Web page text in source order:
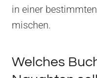
in einer
mischen.
Welches